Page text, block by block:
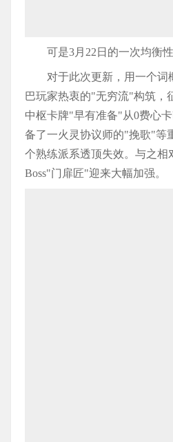
可是3月22日的一次均衡
对于此次更新，用一个词
巴玩家热衷的"无穷流"构筑，
中枢卡牌"早有准备"从0费心
备了一火灵协议师的"挽歌"等
个熟练派系透顶失效。与之相
Boss"门扉匠"迎来大幅加强。